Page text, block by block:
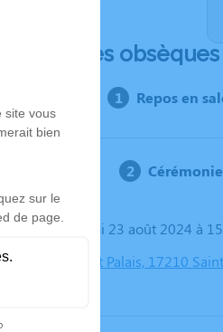
Déroulé des obsèques
Repos en
Le vendredi 23 août 2024 à
Église Saint Palais, 17210